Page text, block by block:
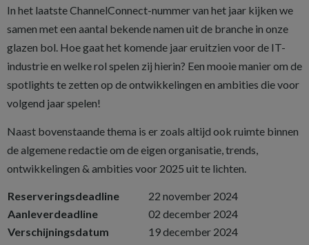
In het laatste ChannelConnect-nummer van het jaar kijken we
samen met een aantal bekende namen uit de branche in onze
glazen bol. Hoe gaat het komende jaar eruitzien voor de IT-
industrie en welke rol spelen zij hierin? Een mooie manier om de
spotlights te zetten op de ontwikkelingen en ambities die voor
volgend jaar spelen!
Naast bovenstaande thema is er zoals altijd ook ruimte binnen
de algemene redactie om de eigen organisatie, trends,
ontwikkelingen & ambities voor 2025 uit te lichten.
Reserveringsdeadline
22 november 2024
Aanleverdeadline
02 december 2024
Verschijningsdatum
19 december 2024